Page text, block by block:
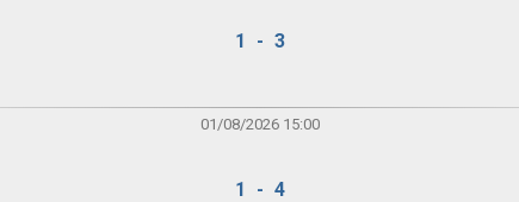
1 - 3
01/08/2026 15:00
1 - 4